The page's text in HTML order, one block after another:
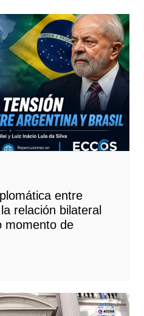
entre
relación bilateral
momento de